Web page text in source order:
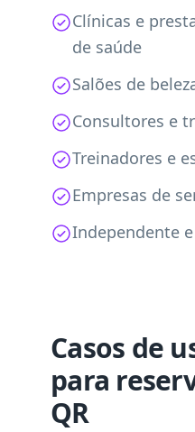
Clínicas e
de saúde
Salões de
Consultores e
Treinadores e
Empresas de
Independente
Casos de
para
QR